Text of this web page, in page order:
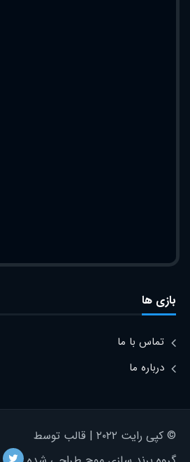
بازی ها
تماس با ما
درباره ما
© کپی رایت ۲۰۲۲ | قالب توسط